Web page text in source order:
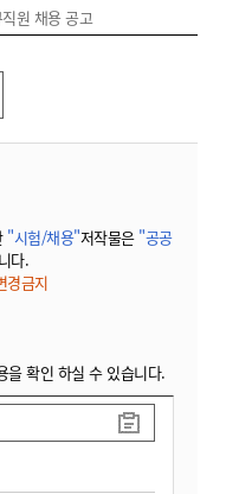
원 채용 공고
"시험/채용"저작물은 "공공
다.
경금지
확인 하실 수 있습니다.